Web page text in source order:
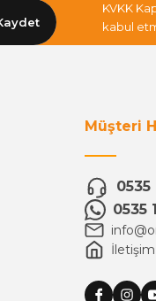
KVKK
kabul
Müşteri
0535